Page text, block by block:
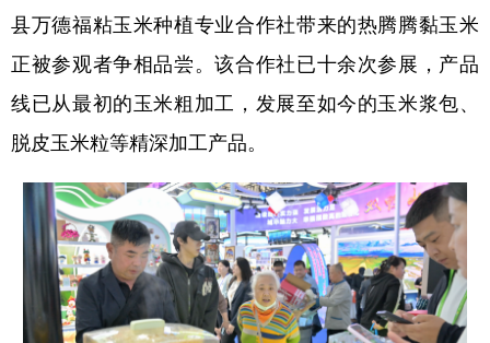
亚太网 上市公司 投教基地
地方频道
北京 天津 河北 山西
辽宁 吉林 上海 江苏
浙江 安徽 福建 江西
山东 河南 湖北 湖南
县万德福粘玉米种植专业合作社带来的热腾腾黏玉米
正被参观者争相品尝。该合作社已十余次参展，产品
线已从最初的玉米粗加工，发展至如今的玉米浆包、
脱皮玉米粒等精深加工产品。